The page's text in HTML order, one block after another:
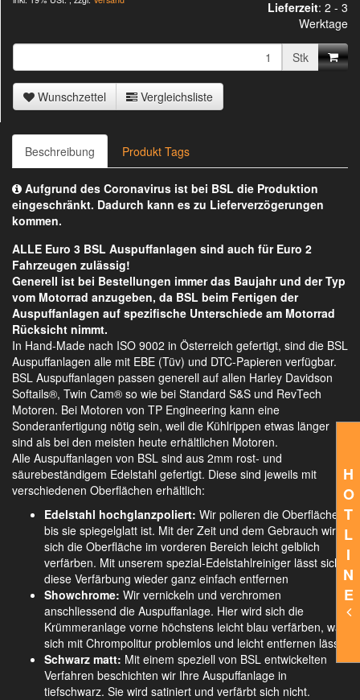
H
O
T
L
I
N
E
Lieferzeit: 2 - 3
Werktage
Stk
Wunschzettel Vergleichsliste
Beschreibung Produkt Tags
Aufgrund des Coronavirus ist bei BSL die Produktion
eingeschränkt. Dadurch kann es zu Lieferverzögerungen
kommen.
ALLE Euro 3 BSL Auspuffanlagen sind auch für Euro 2
Fahrzeugen zulässig!
Generell ist bei Bestellungen immer das Baujahr und der Typ
vom Motorrad anzugeben, da BSL beim Fertigen der
Auspuffanlagen auf spezifische Unterschiede am Motorrad
Rücksicht nimmt.
In Hand-Made nach ISO 9002 in Österreich gefertigt, sind die BSL
Auspuffanlagen alle mit EBE (Tüv) und DTC-Papieren verfügbar.
BSL Auspuffanlagen passen generell auf allen Harley Davidson
Softails®, Twin Cam® so wie bei Standard S&S und RevTech
Motoren. Bei Motoren von TP Engineering kann eine
Sonderanfertigung nötig sein, weil die Kühlrippen etwas länger
sind als bei den meisten heute erhältlichen Motoren.
Alle Auspuffanlagen von BSL sind aus 2mm rost- und
säurebeständigem Edelstahl gefertigt. Diese sind jeweils mit
verschiedenen Oberflächen erhältlich:
Edelstahl hochglanzpoliert: Wir polieren die Oberfläche,
bis sie spiegelglatt ist. Mit der Zeit und dem Gebrauch wird
sich die Oberfläche im vorderen Bereich leicht gelblich
verfärben. Mit unserem spezial-Edelstahlreiniger lässt sich
diese Verfärbung wieder ganz einfach entfernen
Showchrome: Wir vernickeln und verchromen
anschliessend die Auspuffanlage. Hier wird sich die
Krümmeranlage vorne höchstens leicht blau verfärben, was
sich mit Chrompolitur problemlos und leicht entfernen lässt.
Schwarz matt: Mit einem speziell von BSL entwickelten
Verfahren beschichten wir Ihre Auspuffanlage in
tiefschwarz. Sie wird satiniert und verfärbt sich nicht.